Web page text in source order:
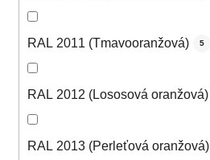
RAL 2011 (Tmavooranžová) 5
RAL 2012 (Lososová oranžová)
RAL 2013 (Perleťová oranžová)